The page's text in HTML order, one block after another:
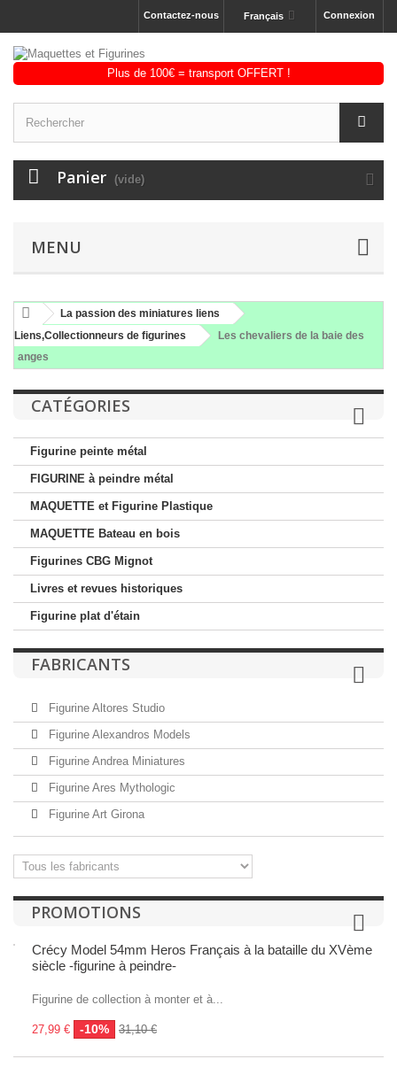
Connexion
Français
Contactez-nous
Panier (vide)
MENU
La passion des miniatures liens
Liens,Collectionneurs de figurines
Les chevaliers de la baie des
anges
CATÉGORIES
Figurine peinte métal
FIGURINE à peindre métal
MAQUETTE et Figurine Plastique
MAQUETTE Bateau en bois
Figurines CBG Mignot
Livres et revues historiques
Figurine plat d'étain
FABRICANTS
Figurine Altores Studio
Figurine Alexandros Models
Figurine Andrea Miniatures
Figurine Ares Mythologic
Figurine Art Girona
PROMOTIONS
Crécy Model 54mm Heros Français à la bataille du XVème
siècle -figurine à peindre-
Figurine de collection à monter et à...
27,99 € -10% 31,10 €